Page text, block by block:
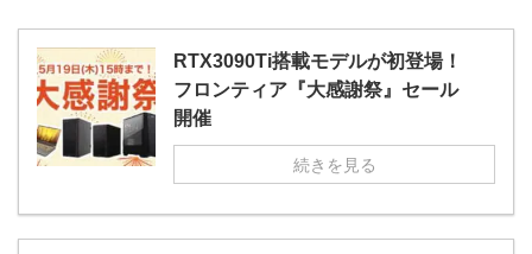
RTX3090Ti搭載モデルが初登場！
フロンティア『大感謝祭』セール
開催
続きを見る